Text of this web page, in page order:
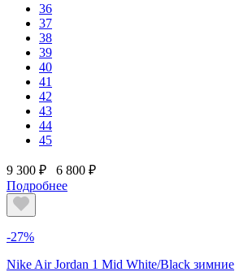
36
37
38
39
40
41
42
43
44
45
9 300 ₽
6 800 ₽
Подробнее
-27%
Nike Air Jordan 1 Mid White/Black зимние